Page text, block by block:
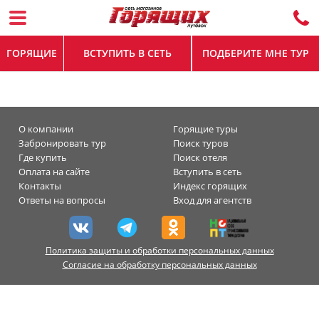
ГОРЯЩИЕ ВСТУПИТЬ В СЕТЬ ПОДБЕРИТЕ МНЕ ТУР
О компании
Горящие туры
Забронировать тур
Поиск туров
Где купить
Поиск отеля
Оплата на сайте
Вступить в сеть
Контакты
Индекс горящих
Ответы на вопросы
Вход для агентств
Политика защиты и обработки персональных данных
Согласие на обработку персональных данных